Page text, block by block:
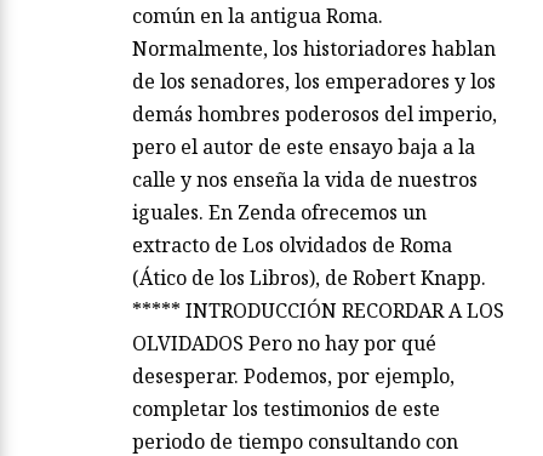
común en la antigua Roma.
Normalmente, los historiadores hablan
de los senadores, los emperadores y los
demás hombres poderosos del imperio,
pero el autor de este ensayo baja a la
calle y nos enseña la vida de nuestros
iguales. En Zenda ofrecemos un
extracto de Los olvidados de Roma
(Ático de los Libros), de Robert Knapp.
***** INTRODUCCIÓN RECORDAR A LOS
OLVIDADOS Pero no hay por qué
desesperar. Podemos, por ejemplo,
completar los testimonios de este
periodo de tiempo consultando con